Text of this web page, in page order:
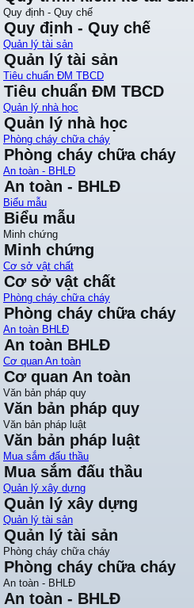
Quy định - Quy chế
Quy định - Quy chế
Quản lý tài sản
Quản lý tài sản
Tiêu chuẩn ĐM TBCD
Tiêu chuẩn ĐM TBCD
Quản lý nhà học
Quản lý nhà học
Phòng cháy chữa cháy
Phòng cháy chữa cháy
An toàn - BHLĐ
An toàn - BHLĐ
Biểu mẫu
Biểu mẫu
Minh chứng
Minh chứng
Cơ sở vật chất
Cơ sở vật chất
Phòng cháy chữa cháy
Phòng cháy chữa cháy
An toàn BHLĐ
An toàn BHLĐ
Cơ quan An toàn
Cơ quan An toàn
Văn bản pháp quy
Văn bản pháp quy
Văn bản pháp luật
Văn bản pháp luật
Mua sắm đấu thầu
Mua sắm đấu thầu
Quản lý xây dựng
Quản lý xây dựng
Quản lý tài sản
Quản lý tài sản
Phòng cháy chữa cháy
Phòng cháy chữa cháy
An toàn - BHLĐ
An toàn - BHLĐ